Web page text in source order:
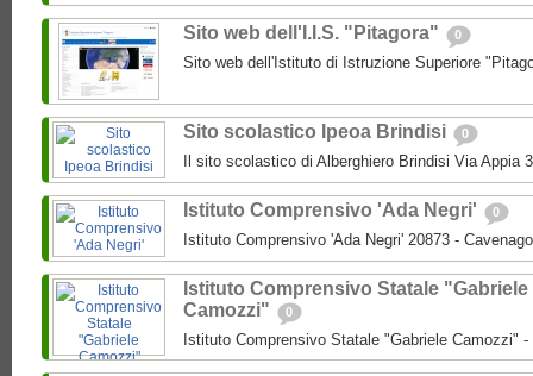
Sito web dell'I.I.S. "Pitagora" 0
Sito web dell'Istituto di Istruzione Superiore
Sito scolastico Ipeoa Brindisi 0
Il sito scolastico di Alberghiero Brindisi Via Appia
Istituto Comprensivo 'Ada Negri' 0
Istituto Comprensivo 'Ada Negri' 20873 -
Istituto Comprensivo Statale "Gabriele
Camozzi"
0
Istituto Comprensivo Statale "Gabriele Camozzi"